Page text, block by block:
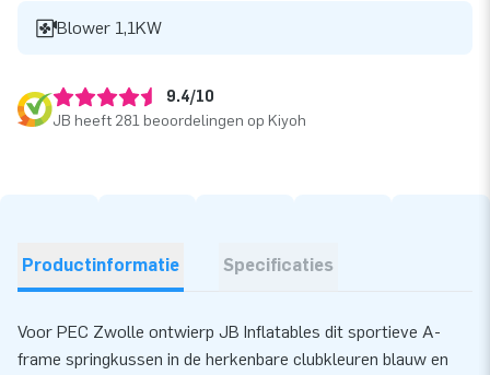
Blower 1,1KW
9.4/10
JB heeft 281 beoordelingen op Kiyoh
Productinformatie Specificaties
Voor PEC Zwolle ontwierp JB Inflatables dit sportieve A-
frame springkussen in de herkenbare clubkleuren blauw en